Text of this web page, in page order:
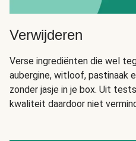
Verwijderen
Verse ingrediënten die wel
aubergine, witloof, pastinaak
zonder jasje in je box. Uit
kwaliteit daardoor niet